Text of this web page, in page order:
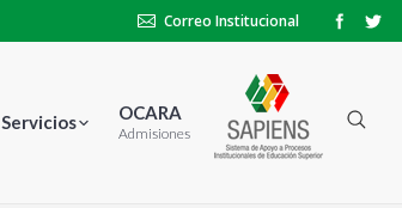
Correo Institucional
Servicios OCARA
Admisiones